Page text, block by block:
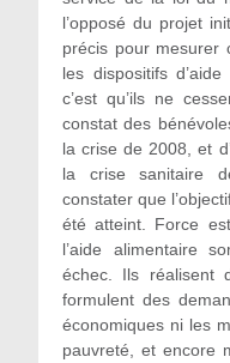
l’opposé du projet
précis pour mesurer
les dispositifs
c’est qu’ils ne
constat des
la crise de 2008, et
la crise sanitaire
constater que
été atteint. Force
l’aide alimentaire
échec. Ils réalisent
formulent des
économiques ni les
pauvreté, et encore